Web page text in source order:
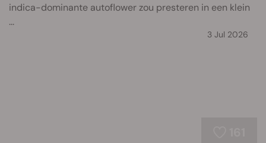
indica-dominante autoflower zou presteren in een klein
...
3 Jul 2026